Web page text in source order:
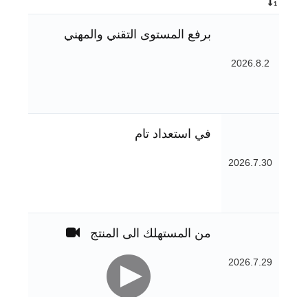
برفع المستوى التقني والمهني
2026.8.2
في استعداد تام
2026.7.30
من المستهلك الى المنتج
2026.7.29